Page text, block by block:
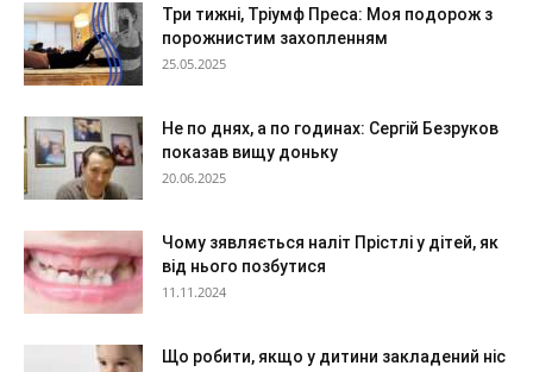
Три тижні, Тріумф Преса: Моя подорож з
порожнистим захопленням
25.05.2025
Не по днях, а по годинах: Сергій Безруков
показав вищу доньку
20.06.2025
Чому зявляється наліт Прістлі у дітей, як
від нього позбутися
11.11.2024
Що робити, якщо у дитини закладений ніс